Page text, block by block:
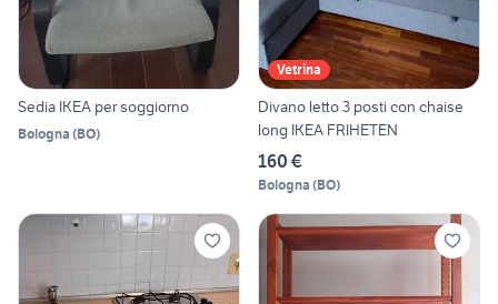
Sedia IKEA per soggiorno
Bologna (BO)
Vetrina
Divano letto 3 posti con chaise
long IKEA FRIHETEN
160 €
Bologna (BO)